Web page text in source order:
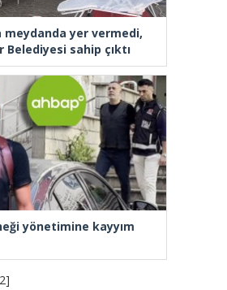
meydanda yer vermedi,
Belediyesi sahip çıktı
yönetimine kayyım